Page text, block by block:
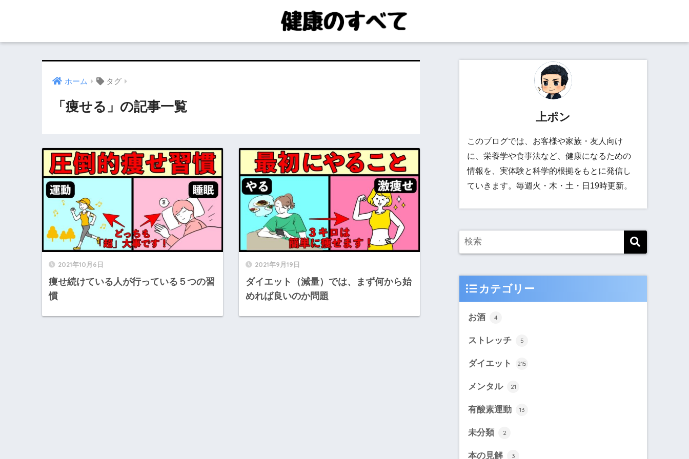
ホーム タグ
「痩せる」の記事一覧
2021年10月6日
痩せ続けている人が行っている５つの習
慣
2021年9月19日
ダイエット（減量）では、まず何から始
めれば良いのか問題
上ポン
このブログでは、お客様や家族・友人向け
に、栄養学や食事法など、健康になるための
情報を、実体験と科学的根拠をもとに発信し
ていきます。毎週火・木・土・日19時更新。
カテゴリー
お酒 4
ストレッチ 5
ダイエット 215
メンタル 21
有酸素運動 13
未分類 2
本の見解 3